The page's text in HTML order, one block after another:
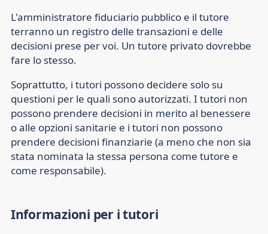
L'amministratore fiduciario pubblico e il tutore
terranno un registro delle transazioni e delle
decisioni prese per voi. Un tutore privato dovrebbe
fare lo stesso.
Soprattutto, i tutori possono decidere solo su
questioni per le quali sono autorizzati. I tutori non
possono prendere decisioni in merito al benessere
o alle opzioni sanitarie e i tutori non possono
prendere decisioni finanziarie (a meno che non sia
stata nominata la stessa persona come tutore e
come responsabile).
Informazioni per i tutori